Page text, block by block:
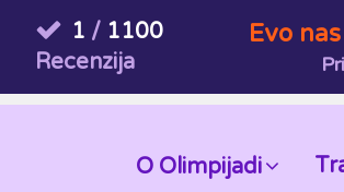
1 / 1100
Recenzija
Evo
O Olimpijadi